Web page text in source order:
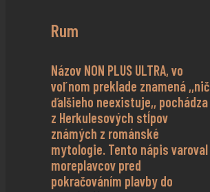
Rum
Názov NON PLUS ULTRA, vo
voľnom preklade znamená ,,nič
ďalšieho neexistuje,, pochádza
z Herkulesových stĺpov
známých z románské
mytologie. Tento nápis varoval
moreplavcov pred
pokračováním plavby do